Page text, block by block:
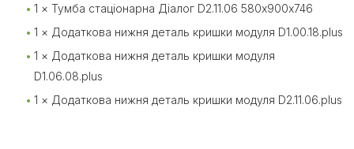
1 × Тумба стаціонарна Діалог D2.11.06 580х900х746
1 × Додаткова нижня деталь кришки модуля D1.00.18.plus
1 × Додаткова нижня деталь кришки модуля
D1.06.08.plus
1 × Додаткова нижня деталь кришки модуля D2.11.06.plus